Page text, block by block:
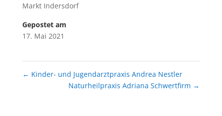
Markt Indersdorf
Gepostet am
17. Mai 2021
← Kinder- und Jugendarztpraxis Andrea Nestler
Naturheilpraxis Adriana Schwertfirm →